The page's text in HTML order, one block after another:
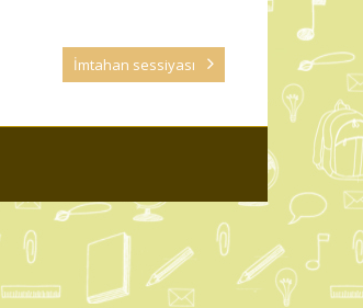
İmtahan sessiyası